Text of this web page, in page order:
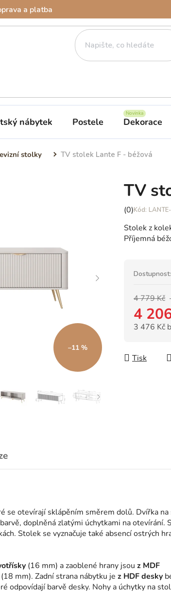
a platba
nábytek Postele Dekorace
stolky TV stolek Lante F - béžová
TV
Průměrné
produktu
je
(0)
Stolek z
Příjemná
Dostupnost:
4 779 Kč
4
3 476 Kč
Tisk
–11 %
se otevírají sklápěním směrem dolů. Dvířka
doplněná zlatými úchytkami na otevírání.
Stolek se vyznačuje také absencí ostrých
(16 mm) a zaoblené hrany jsou z MDF
(18 mm). Zadní strana nábytku je z HDF desky
odpovídají barvě desky. Nohy a úchytky na